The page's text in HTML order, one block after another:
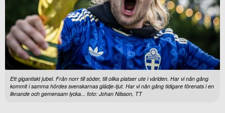
Ett gigantiskt jubel. Från norr till söder, till olika platser ute i världen. Har vi nån gång
kommit i samma hördes svenskarnas glädje-tjut. Har vi nån gång tidigare förenats i en
liknande och gemensam lycka... foto: Johan Nilsson, TT